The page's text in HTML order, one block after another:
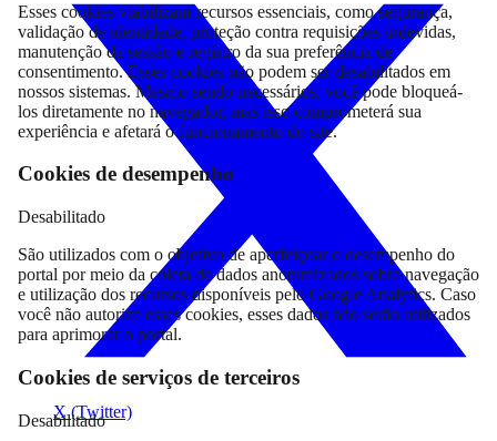
X (Twitter)
Esses cookies viabilizam recursos essenciais, como segurança,
validação de identidade, proteção contra requisições indevidas,
manutenção da sessão e registro da sua preferência de
consentimento. Esses cookies não podem ser desabilitados em
nossos sistemas. Mesmo sendo necessários, você pode bloqueá-
los diretamente no navegador, mas isso comprometerá sua
experiência e afetará o funcionamento do site.
Cookies de desempenho
Desabilitado
São utilizados com o objetivo de aperfeiçoar o desempenho do
portal por meio da coleta de dados anonimizados sobre navegação
e utilização dos recursos disponíveis pelo Google Analytics. Caso
você não autorize esses cookies, esses dados não serão utilizados
para aprimorar o portal.
Cookies de serviços de terceiros
Desabilitado